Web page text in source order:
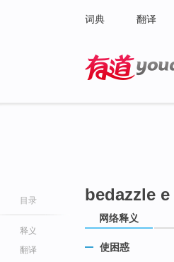
词典 翻译
目录
释义
翻译
bedazzle e
网络释义
使困惑